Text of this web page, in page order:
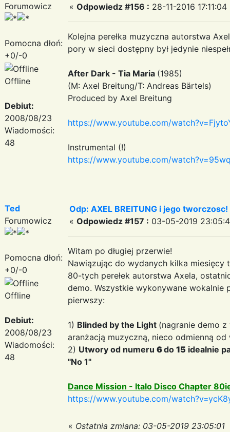
Forumowicz
Pomocna dłoń:
+0/-0
Offline
Debiut:
2008/08/23
Wiadomości:
48
« Odpowiedz #156 : 28-11-2016 17:11:04
Kolejna perełka muzyczna autorstwa
pory w sieci dostępny był jedynie
After Dark - Tia Maria (1985)
(M: Axel Breitung/T: Andreas Bärtels)
Produced by Axel Breitung
https://www.youtube.com/
Instrumental (!)
https://www.youtube.com/
Ted
Forumowicz
Pomocna dłoń:
+0/-0
Offline
Debiut:
2008/08/23
Wiadomości:
48
Odp: AXEL BREITUNG i jego
« Odpowiedz #157 : 03-05-2019
Witam po długiej przerwie!
Nawiązując do wydanych kilka
80-tych perełek autorstwa Axela,
demo. Wszystkie wykonywane wokalnie
pierwszy:
1) Blinded by the Light (nagranie demo
aranżacją muzyczną, nieco odmienną
2) Utwory od numeru 6do 15 idealnie
"No 1"
Dance Mission - Italo Disco Chapter
https://www.youtube.com/
« Ostatnia zmiana: 03-05-2019 23:05:01